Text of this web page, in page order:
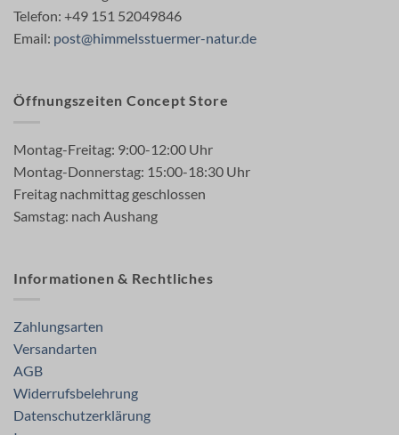
Telefon: +49 151 52049846
Email: post@himmelsstuermer-natur.de
Öffnungszeiten Concept Store
Montag-Freitag: 9:00-12:00 Uhr
Montag-Donnerstag: 15:00-18:30 Uhr
Freitag nachmittag geschlossen
Samstag: nach Aushang
Informationen & Rechtliches
Zahlungsarten
Versandarten
AGB
Widerrufsbelehrung
Datenschutzerklärung